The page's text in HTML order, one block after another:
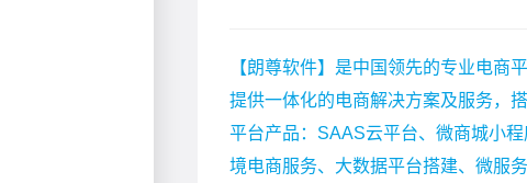
【朗尊软件】是中国领先的专业电商
提供一体化的电商解决方案及服务，
平台产品：SAAS云平台、微商城小
境电商服务、大数据平台搭建、微服